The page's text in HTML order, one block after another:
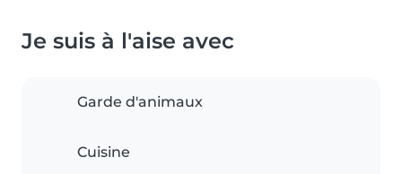
Je suis à l'aise avec
Garde d'animaux
Cuisine